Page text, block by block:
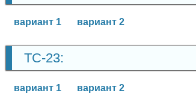
вариант 1 вариант 2
ТС-23:
вариант 1 вариант 2